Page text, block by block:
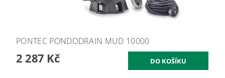
PONTEC PONDODRAIN MUD 10000
2 287 Kč